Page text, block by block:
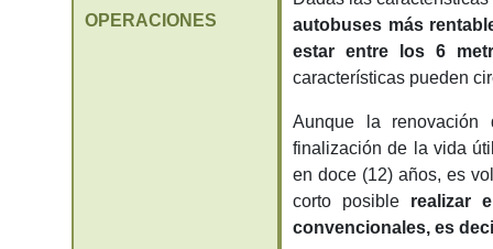
OPERACIONES
autobuses más
estar entre los 6
características pueden
Aunque la
finalización de la vida
en doce (12) años, es
corto posible realizar
convencionales, es